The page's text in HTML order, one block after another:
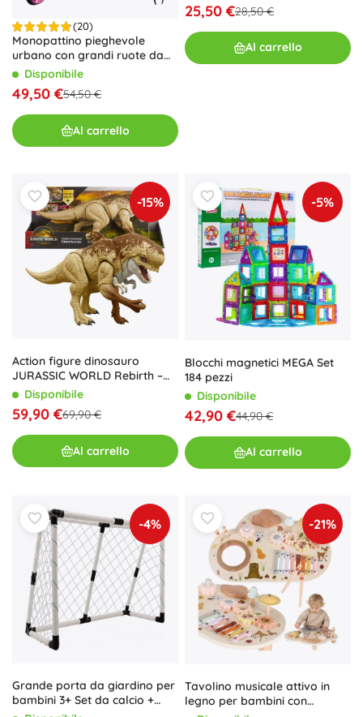
(20)
Monopattino pieghevole
urbano con grandi ruote da
200 mm e freno a pedale –
Disponibile
49,50 €54,50 €
Al carrello
25,50 €28,50 €
Al carrello
-15%
Action figure dinosauro
JURASSIC WORLD Rebirth –
Distortus Rex 50 cm
Disponibile
59,90 €69,90 €
Al carrello
-5%
Blocchi magnetici MEGA Set
184 pezzi
Disponibile
42,90 €44,90 €
Al carrello
-4%
Grande porta da giardino per
bambini 3+ Set da calcio +
-21%
Tavolino musicale attivo in
legno per bambini con